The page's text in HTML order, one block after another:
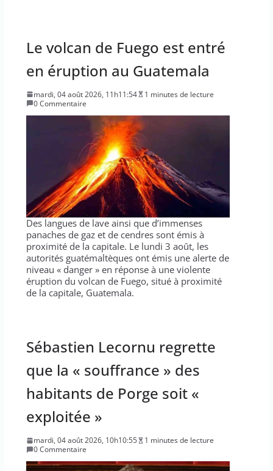
Le volcan de Fuego est entré
en éruption au Guatemala
mardi, 04 août 2026, 11h11:54
1 minutes de lecture
0 Commentaire
Des langues de lave ainsi que d’immenses
panaches de gaz et de cendres sont émis à
proximité de la capitale. Le lundi 3 août, les
autorités guatémaltèques ont émis une alerte de
niveau « danger » en réponse à une violente
éruption du volcan de Fuego, situé à proximité
de la capitale, Guatemala.
Sébastien Lecornu regrette
que la « souffrance » des
habitants de Porge soit «
exploitée »
mardi, 04 août 2026, 10h10:55
1 minutes de lecture
0 Commentaire